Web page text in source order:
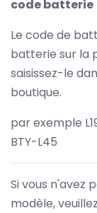
code batterie
Le code de
batterie sur la
saisissez-le
boutique.
par exemple
BTY-L45
Si vous n'avez
modèle,